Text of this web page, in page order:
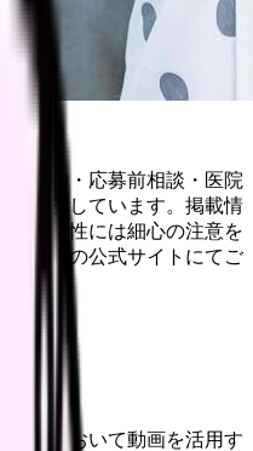
人通知・応募前相談・医院
を設置しています。掲載情
の正確性には細心の注意を
ービスの公式サイトにてご
月20日
活動において動画を活用す